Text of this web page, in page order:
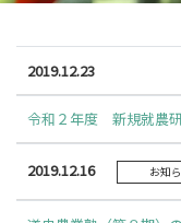
2019.12.23
令和２年度 新規就農
2019.12.16 お知